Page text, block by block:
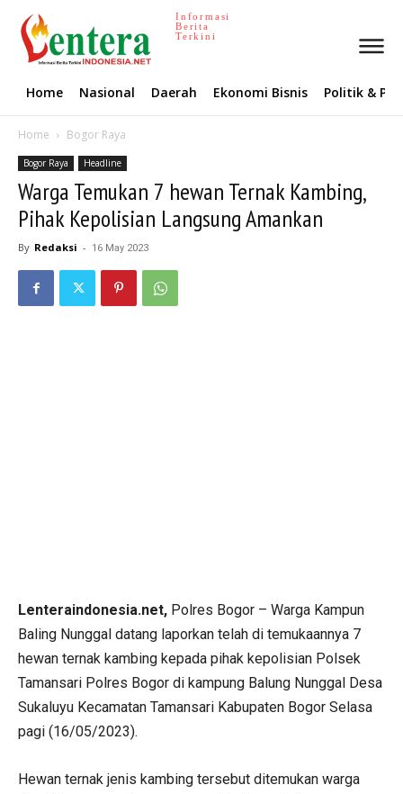
Informasi
Berita
Terkini
Home Nasional Daerah Ekonomi Bisnis Politik &
Home Bogor Raya
Bogor Raya Headline
Warga Temukan 7 hewan Ternak Kambing,
Pihak Kepolisian Langsung Amankan
By Redaksi - 16 May 2023
Lenteraindonesia.net, Polres Bogor – Warga Kampun
Baling Nunggal datang laporkan telah di temukaannya 7
hewan ternak kambing kepada pihak kepolisian Polsek
Tamansari Polres Bogor di kampung Balung Nunggal Desa
Sukaluyu Kecamatan Tamansari Kabupaten Bogor Selasa
pagi (16/05/2023).
Hewan ternak jenis kambing tersebut ditemukan warga